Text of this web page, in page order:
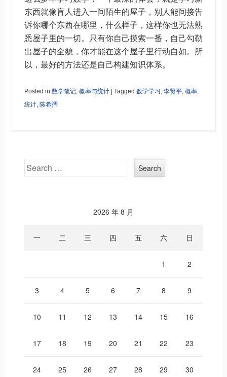
东西就像盲人进入一间陌生的屋子，别人能间接告
诉你哪个东西在哪里，什么样子，这样你也无法熟
悉屋子里的一切。只有你自己摸索一番，自己勾勒
出屋子的全貌，你才能在这个屋子里行动自如。所
以，最好的方法还是自己构建知识体系。
Posted in 数学笔记, 概率与统计 Tagged 数学学习 , 李贤平, 概率,
统计, 陈希孺
Search
2026 年 8 月
一 二 三 四 五 六 日
1 2
3 4 5 6 7 8 9
10 11 12 13 14 15 16
17 18 19 20 21 22 23
24 25 26 27 28 29 30